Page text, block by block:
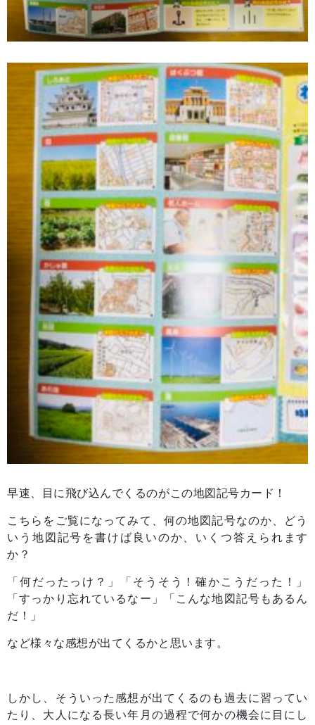
早速、目に飛び込んでくるのがこの地図記号カード！
こちらをご覧になってみて、何の地図記号なのか、どう
いう地図記号を書けば良いのか、いくつ答えられます
か？
「何だったっけ？」「そうそう！確かこうだった！」
「すっかり忘れているなー」「こんな地図記号もあるん
だ！」
など様々な感想が出てくるかと思います。
しかし、そういった感想が出てくるのも過去に習ってい
たり、大人になる長い年月の過程で何かの機会に目にし